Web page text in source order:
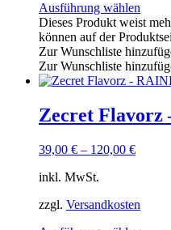
Ausführung wählen
Dieses Produkt weist
können auf der
Zur Wunschliste
Zur Wunschliste
Zecret Flavorz
39,00 € – 120,00 €
inkl. MwSt.
zzgl. Versandkosten